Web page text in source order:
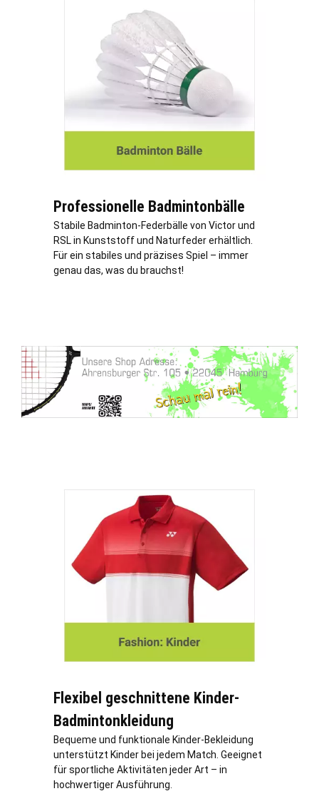
Professionelle Badmintonbälle
Stabile Badminton-Federbälle von Victor und
RSL in Kunststoff und Naturfeder erhältlich.
Für ein stabiles und präzises Spiel – immer
genau das, was du brauchst!
Flexibel geschnittene Kinder-
Badmintonkleidung
Bequeme und funktionale Kinder-Bekleidung
unterstützt Kinder bei jedem Match. Geeignet
für sportliche Aktivitäten jeder Art – in
hochwertiger Ausführung.